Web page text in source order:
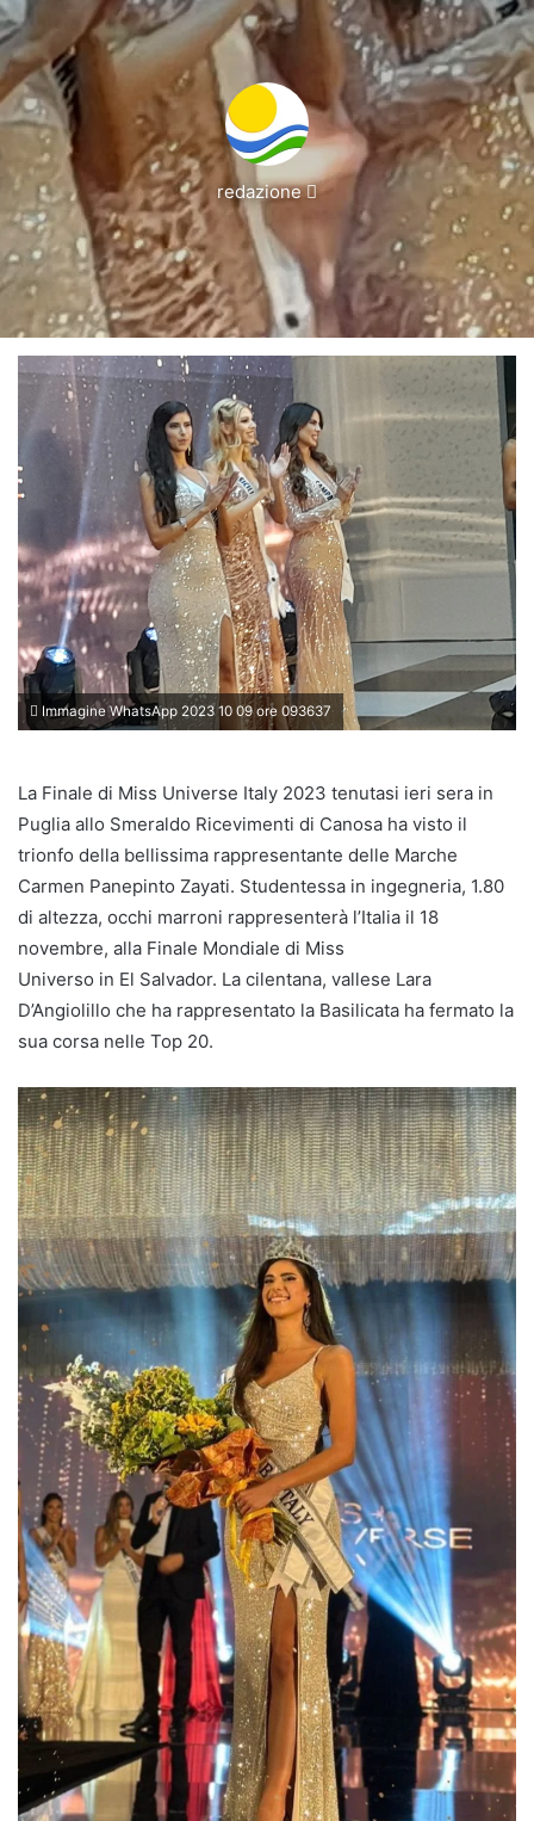
redazione
Invia
un'email
Immagine WhatsApp 2023 10 09 ore 093637
La Finale di Miss Universe Italy 2023 tenutasi ieri sera in
Puglia allo Smeraldo Ricevimenti di Canosa ha visto il
trionfo della bellissima rappresentante delle Marche
Carmen Panepinto Zayati. Studentessa in ingegneria, 1.80
di altezza, occhi marroni rappresenterà l’Italia il 18
novembre, alla Finale Mondiale di Miss
Universo in El Salvador. La cilentana, vallese Lara
D’Angiolillo che ha rappresentato la Basilicata ha fermato la
sua corsa nelle Top 20.